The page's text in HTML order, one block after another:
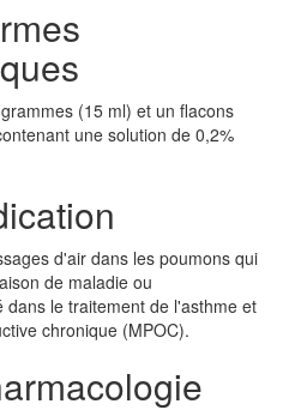
(15 ml) et un flacons
une solution de 0,2%
d'air dans les poumons qui
de maladie ou
dans le traitement de l'asthme et
chronique (MPOC).